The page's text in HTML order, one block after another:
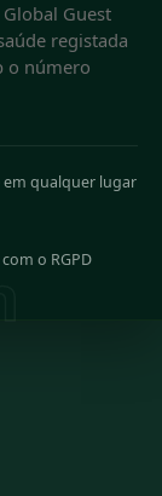
Guest
registada
o número
em qualquer lugar
o RGPD